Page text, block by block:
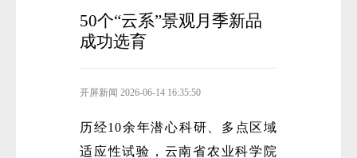
50个“云系”景观月季新品
成功选育
开屏新闻 2026-06-14 16:35:50
历经10余年潜心科研、多点区域
适应性试验，云南省农业科学院